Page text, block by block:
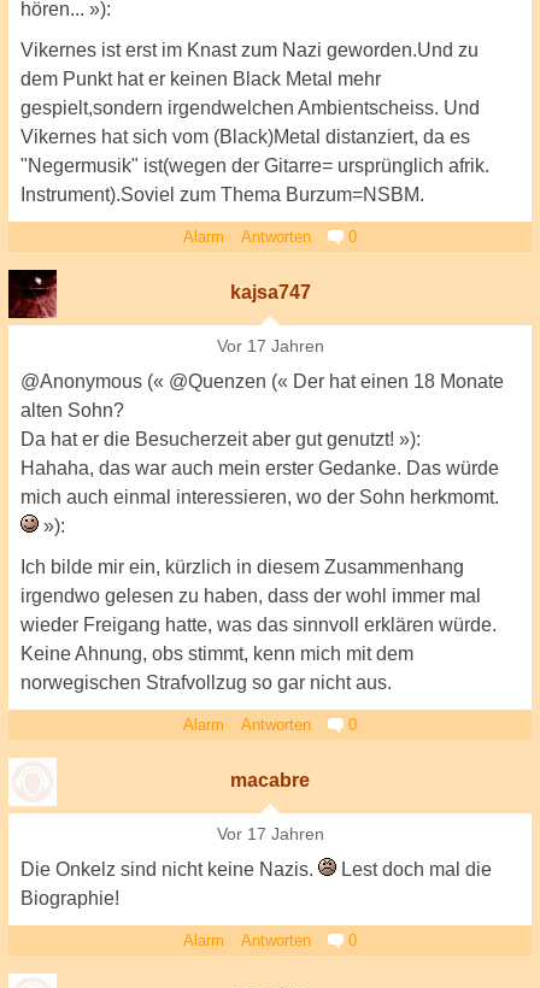
hören... »):
Vikernes ist erst im Knast zum Nazi geworden.Und zu
dem Punkt hat er keinen Black Metal mehr
gespielt,sondern irgendwelchen Ambientscheiss. Und
Vikernes hat sich vom (Black)Metal distanziert, da es
"Negermusik" ist(wegen der Gitarre= ursprünglich afrik.
Instrument).Soviel zum Thema Burzum=NSBM.
Alarm Antworten 0
kajsa747
Vor 17 Jahren
@Anonymous (« @Quenzen (« Der hat einen 18 Monate
alten Sohn?
Da hat er die Besucherzeit aber gut genutzt! »):
Hahaha, das war auch mein erster Gedanke. Das würde
mich auch einmal interessieren, wo der Sohn herkmomt.
»):
Ich bilde mir ein, kürzlich in diesem Zusammenhang
irgendwo gelesen zu haben, dass der wohl immer mal
wieder Freigang hatte, was das sinnvoll erklären würde.
Keine Ahnung, obs stimmt, kenn mich mit dem
norwegischen Strafvollzug so gar nicht aus.
Alarm Antworten 0
macabre
Vor 17 Jahren
Die Onkelz sind nicht keine Nazis.
Lest doch mal die
Biographie!
Alarm Antworten 0